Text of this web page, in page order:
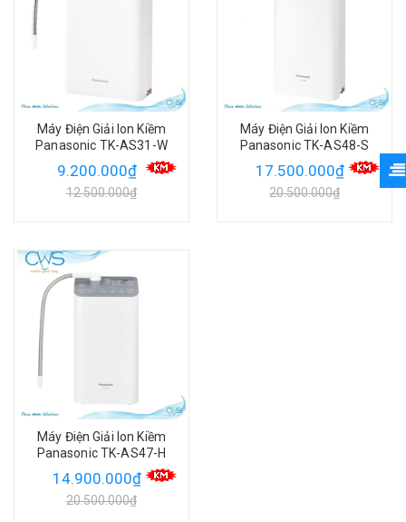
Máy Điện Giải Ion Kiềm
Panasonic TK-AS31-W
9.200.000₫
12.500.000₫
Máy Điện Giải Ion Kiềm
Panasonic TK-AS48-S
17.500.000₫
20.500.000₫
Máy Điện Giải Ion Kiềm
Panasonic TK-AS47-H
14.900.000₫
20.500.000₫